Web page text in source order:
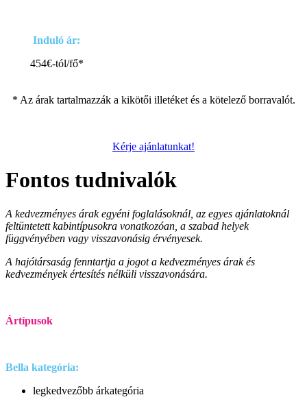
Induló ár:
454€-tól/fő*
* Az árak tartalmazzák a kikötői illetéket és a kötelező borravalót.
Kérje ajánlatunkat!
Fontos tudnivalók
A kedvezményes árak egyéni foglalásoknál, az egyes ajánlatoknál
feltüntetett kabintípusokra vonatkozóan, a szabad helyek
függvényében vagy visszavonásig érvényesek.
A hajótársaság fenntartja a jogot a kedvezményes árak és
kedvezmények értesítés nélküli visszavonására.
Ártípusok
Bella kategória:
legkedvezőbb árkategória